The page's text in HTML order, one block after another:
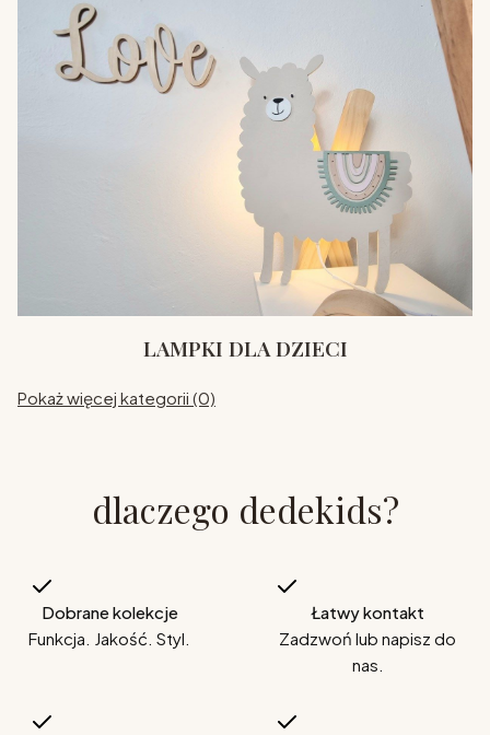
LAMPKI DLA DZIECI
Pokaż więcej kategorii (0)
dlaczego dedekids?
Dobrane kolekcje
Funkcja. Jakość. Styl.
Łatwy kontakt
Zadzwoń lub napisz do
nas.